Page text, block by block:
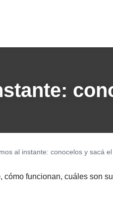
al instante: conocelos y sacá
, cómo funcionan, cuáles son